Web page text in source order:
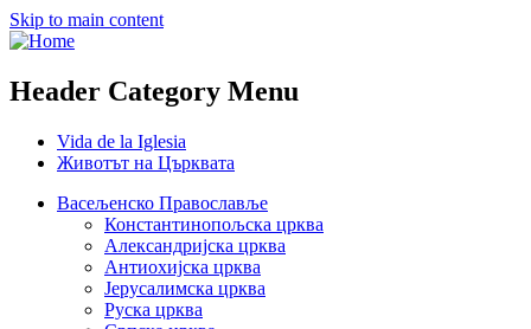
Skip to main content
Header Category Menu
Vida de la Iglesia
Животът на Църквата
Васељенско Православље
Константинопољска црква
Александријска црква
Антиохијска црква
Јерусалимска црква
Руска црква